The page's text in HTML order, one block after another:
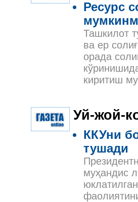
Ресурс
Ташкилот
ва ер
орада
киритиш
Уй-жой-
ККУни
тушади
муҳандис